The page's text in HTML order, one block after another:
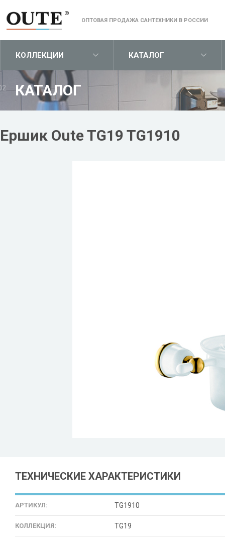
ОПТОВАЯ ПРОДАЖА САНТЕХНИКИ В РОССИИ
КОЛЛЕКЦИИ КАТАЛОГ
КАТАЛОГ
Ершик Oute TG19 TG1910
ТЕХНИЧЕСКИЕ ХАРАКТЕРИСТИКИ
АРТИКУЛ: TG1910
КОЛЛЕКЦИЯ: TG19